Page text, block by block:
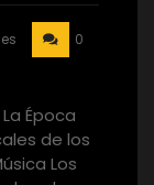
0
Época
de los
Los